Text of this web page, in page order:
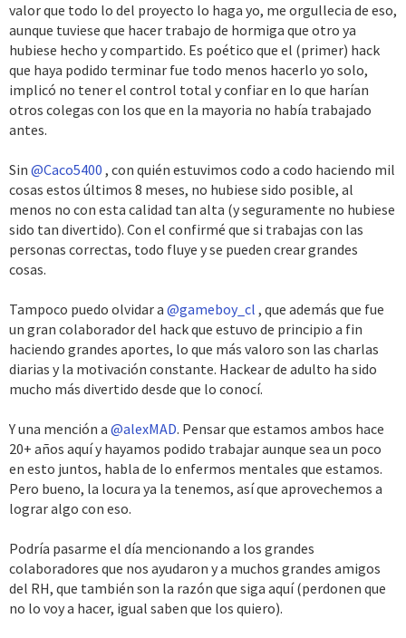
valor que todo lo del proyecto lo haga yo, me orgullecia de eso,
aunque tuviese que hacer trabajo de hormiga que otro ya
hubiese hecho y compartido. Es poético que el (primer) hack
que haya podido terminar fue todo menos hacerlo yo solo,
implicó no tener el control total y confiar en lo que harían
otros colegas con los que en la mayoria no había trabajado
antes.
Sin @Caco5400 , con quién estuvimos codo a codo haciendo mil
cosas estos últimos 8 meses, no hubiese sido posible, al
menos no con esta calidad tan alta (y seguramente no hubiese
sido tan divertido). Con el confirmé que si trabajas con las
personas correctas, todo fluye y se pueden crear grandes
cosas.
Tampoco puedo olvidar a @gameboy_cl , que además que fue
un gran colaborador del hack que estuvo de principio a fin
haciendo grandes aportes, lo que más valoro son las charlas
diarias y la motivación constante. Hackear de adulto ha sido
mucho más divertido desde que lo conocí.
Y una mención a @alexMAD. Pensar que estamos ambos hace
20+ años aquí y hayamos podido trabajar aunque sea un poco
en esto juntos, habla de lo enfermos mentales que estamos.
Pero bueno, la locura ya la tenemos, así que aprovechemos a
lograr algo con eso.
Podría pasarme el día mencionando a los grandes
colaboradores que nos ayudaron y a muchos grandes amigos
del RH, que también son la razón que siga aquí (perdonen que
no lo voy a hacer, igual saben que los quiero).